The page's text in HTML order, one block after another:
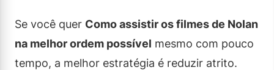
Se você quer Como assistir os filmes de Nolan
na melhor ordem possível mesmo com pouco
tempo, a melhor estratégia é reduzir atrito.